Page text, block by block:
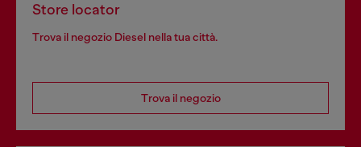
Store locator
Trova il negozio Diesel nella tua città.
Trova il negozio